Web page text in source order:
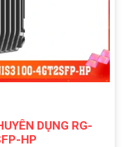
DỤNG RG-
HP